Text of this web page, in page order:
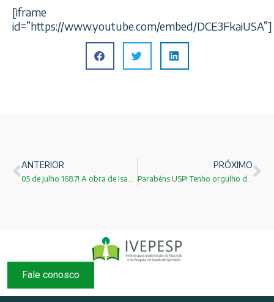
[iframe
id=”https://www.youtube.com/embed/DCE3FkaiUSA”]
ANTERIOR PRÓXIMO
Fale conosco